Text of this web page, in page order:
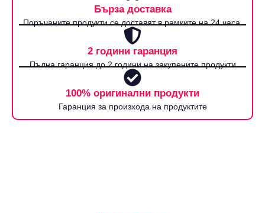
Бърза доставка
Поръчаните продукти се доставят в рамките на 24 часа.
2 години гаранция
Пълна гаранция до 2 години на закупените продукти
100% оригинални продукти
Гаранция за произхода на продуктите